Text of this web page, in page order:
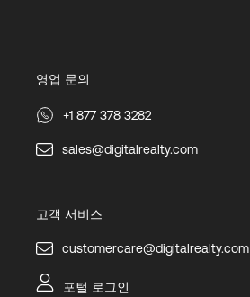
영업 문의
+1 877 378 3282
sales@digitalrealty.com
고객 서비스
customercare@digitalrealty.com
포털 로그인